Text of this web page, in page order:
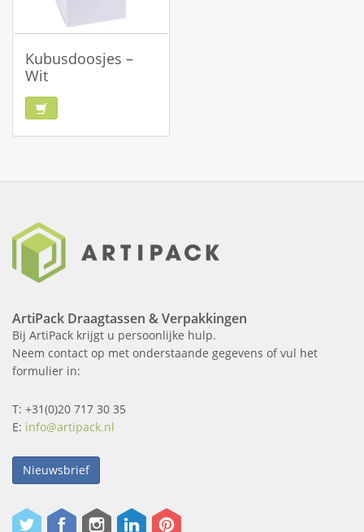
Kubusdoosjes –
Wit
ArtiPack Draagtassen & Verpakkingen
Bij ArtiPack krijgt u persoonlijke hulp.
Neem contact op met onderstaande gegevens of vul het
formulier in:
T: +31(0)20 717 30 35
E: info@artipack.nl
Nieuwsbrief